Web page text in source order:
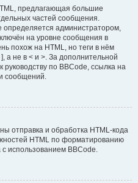
предлагающая большие
частей сообщения.
определяется администратором,
на уровне сообщения в
похож на HTML, но теги в нём
а не в < и >. За дополнительной
по BBCode, ссылка на
сообщений.
отправка и обработка HTML-кода
HTML по форматированию
использованием BBCode.